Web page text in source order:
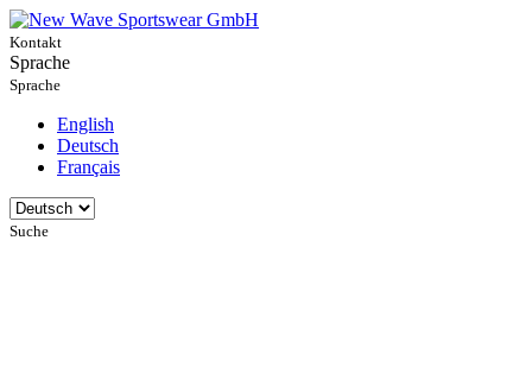
Kontakt
Sprache
Sprache
English
Deutsch
Français
Suche